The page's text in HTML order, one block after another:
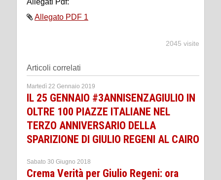
Allegato PDF 1
2045 visite
Articoli correlati
Martedì 22 Gennaio 2019
IL 25 GENNAIO #3ANNISENZAGIULIO IN
OLTRE 100 PIAZZE ITALIANE NEL
TERZO ANNIVERSARIO DELLA
SPARIZIONE DI GIULIO REGENI AL CAIRO
Sabato 30 Giugno 2018
Crema Verità per Giulio Regeni: ora